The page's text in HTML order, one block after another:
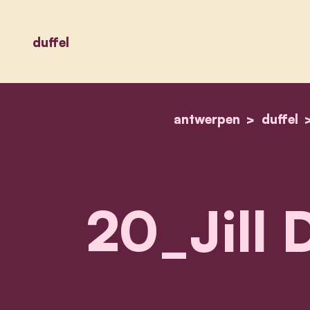
duffel
antwerpen duffel
20_Jill